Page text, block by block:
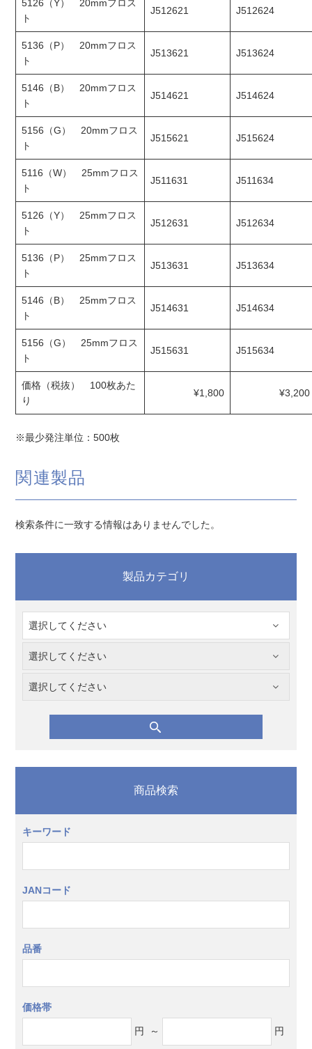
5126（Y） 20mmフロス
ト
J512621 J512624
5136（P） 20mmフロス
ト
J513621 J513624
5146（B） 20mmフロス
ト
J514621 J514624
5156（G） 20mmフロス
ト
J515621 J515624
5116（W） 25mmフロス
ト
J511631 J511634
5126（Y） 25mmフロス
ト
J512631 J512634
5136（P） 25mmフロス
ト
J513631 J513634
5146（B） 25mmフロス
ト
J514631 J514634
5156（G） 25mmフロス
ト
J515631 J515634
価格（税抜） 100枚あた
り
¥1,800 ¥3,200
※最少発注単位：500枚
関連製品
検索条件に一致する情報はありませんでした。
製品カテゴリ
商品検索
キーワード
JANコード
品番
価格帯
円 ～ 円